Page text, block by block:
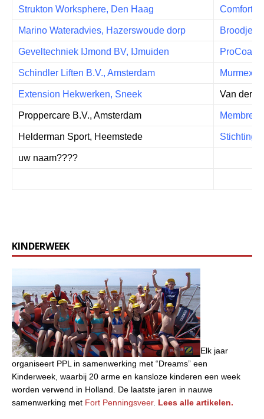
Strukton Worksphere, Den Haag
Marino Wateradvies, Hazerswoude dorp Broodje
Geveltechniek IJmond BV, IJmuiden
Schindler Liften B.V., Amsterdam Murmex
Extension Hekwerken, Sneek Van der
Proppercare B.V., Amsterdam Membre
Helderman Sport, Heemstede Stichting
uw naam????
KINDERWEEK
Elk jaar
organiseert PPL in samenwerking met “Dreams” een
Kinderweek, waarbij 20 arme en kansloze kinderen een week
worden verwend in Holland. De laatste jaren in nauwe
samenwerking met Fort Penningsveer. Lees alle artikelen.